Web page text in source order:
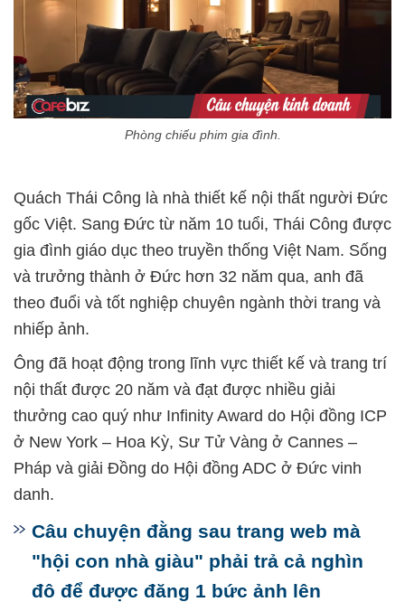
Phòng chiếu phim gia đình.
Quách Thái Công là nhà thiết kế nội thất người Đức
gốc Việt. Sang Đức từ năm 10 tuổi, Thái Công được
gia đình giáo dục theo truyền thống Việt Nam. Sống
và trưởng thành ở Đức hơn 32 năm qua, anh đã
theo đuổi và tốt nghiệp chuyên ngành thời trang và
nhiếp ảnh.
Ông đã hoạt động trong lĩnh vực thiết kế và trang trí
nội thất được 20 năm và đạt được nhiều giải
thưởng cao quý như Infinity Award do Hội đồng ICP
ở New York – Hoa Kỳ, Sư Tử Vàng ở Cannes –
Pháp và giải Đồng do Hội đồng ADC ở Đức vinh
danh.
Câu chuyện đằng sau trang web mà
"hội con nhà giàu" phải trả cả nghìn
đô để được đăng 1 bức ảnh lên